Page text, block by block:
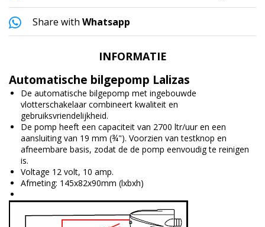
Share with Whatsapp
INFORMATIE
Automatische bilgepomp Lalizas
De automatische bilgepomp met ingebouwde
vlotterschakelaar combineert kwaliteit en
gebruiksvriendelijkheid.
De pomp heeft een capaciteit van 2700 ltr/uur en een
aansluiting van 19 mm (¾"). Voorzien van testknop en
afneembare basis, zodat de de pomp eenvoudig te reinigen
is.
Voltage 12 volt, 10 amp.
Afmeting: 145x82x90mm (lxbxh)